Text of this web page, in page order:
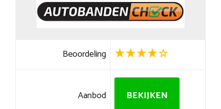
Beoordeling
Aanbod BEKIJKEN